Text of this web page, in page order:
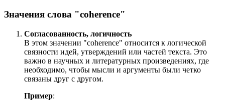
Значения слова "coherence"
Согласованность, логичность
В этом значении "coherence" относится к логической
связности идей, утверждений или частей текста. Это
важно в научных и литературных произведениях, где
необходимо, чтобы мысли и аргументы были четко
связаны друг с другом.
Пример: